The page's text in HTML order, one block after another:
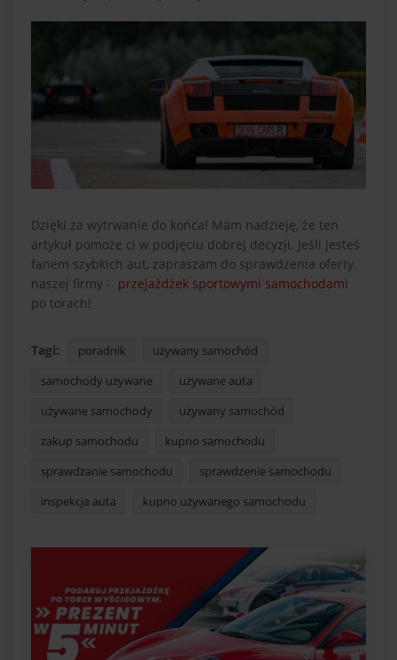
Dzięki za wytrwanie do końca! Mam nadzieję, że ten
artykuł pomoże ci w podjęciu dobrej decyzji. Jeśli jesteś
fanem szybkich aut, zapraszam do sprawdzenia oferty
naszej firmy - przejażdżek sportowymi samochodami
po torach!
Tagi: poradnik
używany samochód
samochody używane
używane auta
używane samochody
używany samochód
zakup samochodu
kupno samochodu
sprawdzanie samochodu
sprawdzenie samochodu
inspekcja auta
kupno używanego samochodu